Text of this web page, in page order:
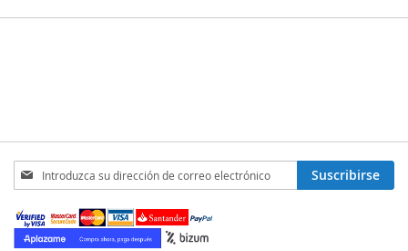
Inscríbase
a
nuestro
boletín
de
Suscribirse